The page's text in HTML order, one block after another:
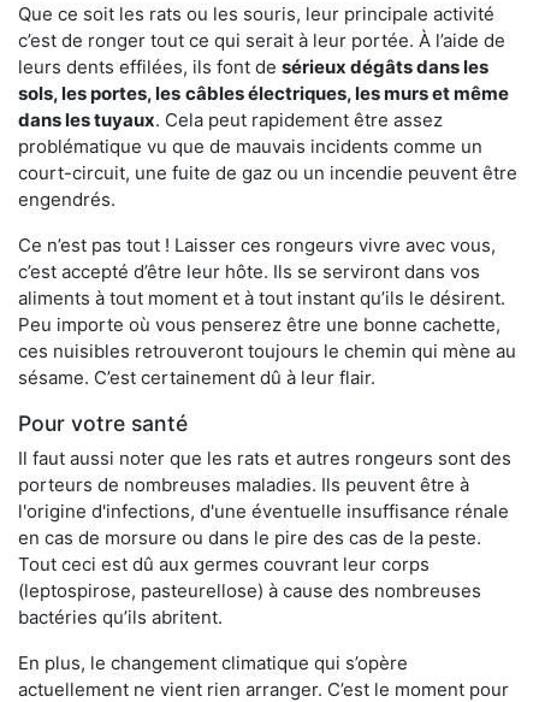
Que ce soit les rats ou les souris, leur principale activité
c’est de ronger tout ce qui serait à leur portée. À l’aide de
leurs dents effilées, ils font de sérieux dégâts dans les
sols, les portes, les câbles électriques, les murs et même
dans les tuyaux. Cela peut rapidement être assez
problématique vu que de mauvais incidents comme un
court-circuit, une fuite de gaz ou un incendie peuvent être
engendrés.
Ce n’est pas tout ! Laisser ces rongeurs vivre avec vous,
c’est accepté d’être leur hôte. Ils se serviront dans vos
aliments à tout moment et à tout instant qu’ils le désirent.
Peu importe où vous penserez être une bonne cachette,
ces nuisibles retrouveront toujours le chemin qui mène au
sésame. C’est certainement dû à leur flair.
Pour votre santé
Il faut aussi noter que les rats et autres rongeurs sont des
porteurs de nombreuses maladies. Ils peuvent être à
l'origine d'infections, d'une éventuelle insuffisance rénale
en cas de morsure ou dans le pire des cas de la peste.
Tout ceci est dû aux germes couvrant leur corps
(leptospirose, pasteurellose) à cause des nombreuses
bactéries qu’ils abritent.
En plus, le changement climatique qui s’opère
actuellement ne vient rien arranger. C’est le moment pour